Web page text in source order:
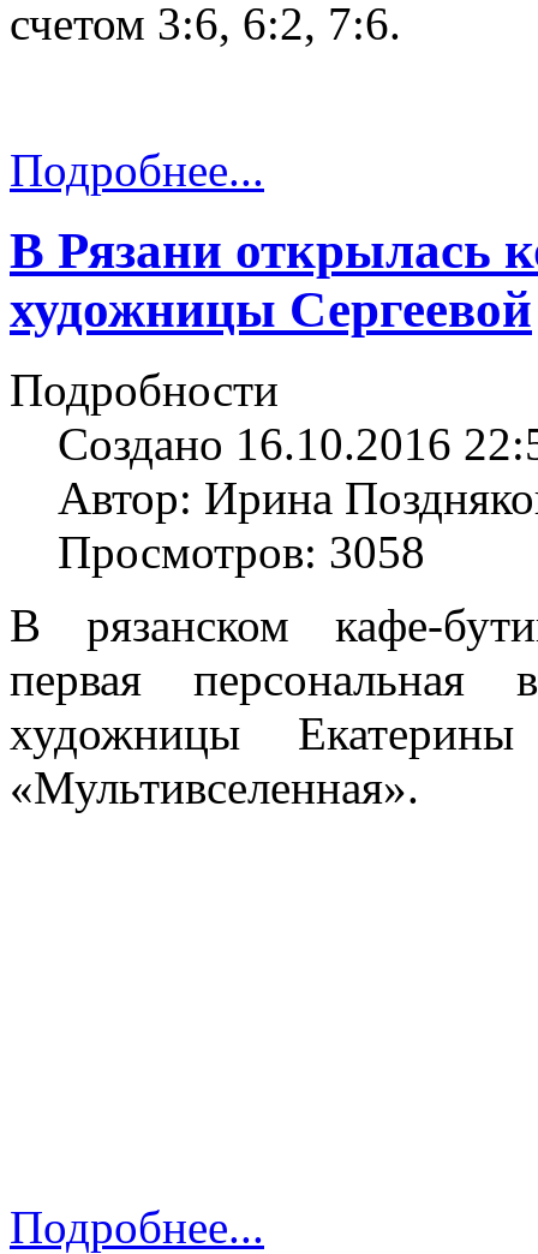
счетом 3:6, 6:2, 7:6.
Подробнее...
В Рязани открылась
художницы Сергеевой
Подробности
Создано 16.10.2016
Автор: Ирина
Просмотров: 3058
В рязанском кафе-
первая персональная
художницы
«Мультивселенная».
Подробнее...